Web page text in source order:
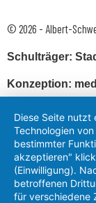
© 2026 - Albert-
Schulträger:
Konzeption:
Diese Seite nutzt
Technologien
bestimmter
akzeptieren"
(Einwilligung).
betroffenen
für verschiedene